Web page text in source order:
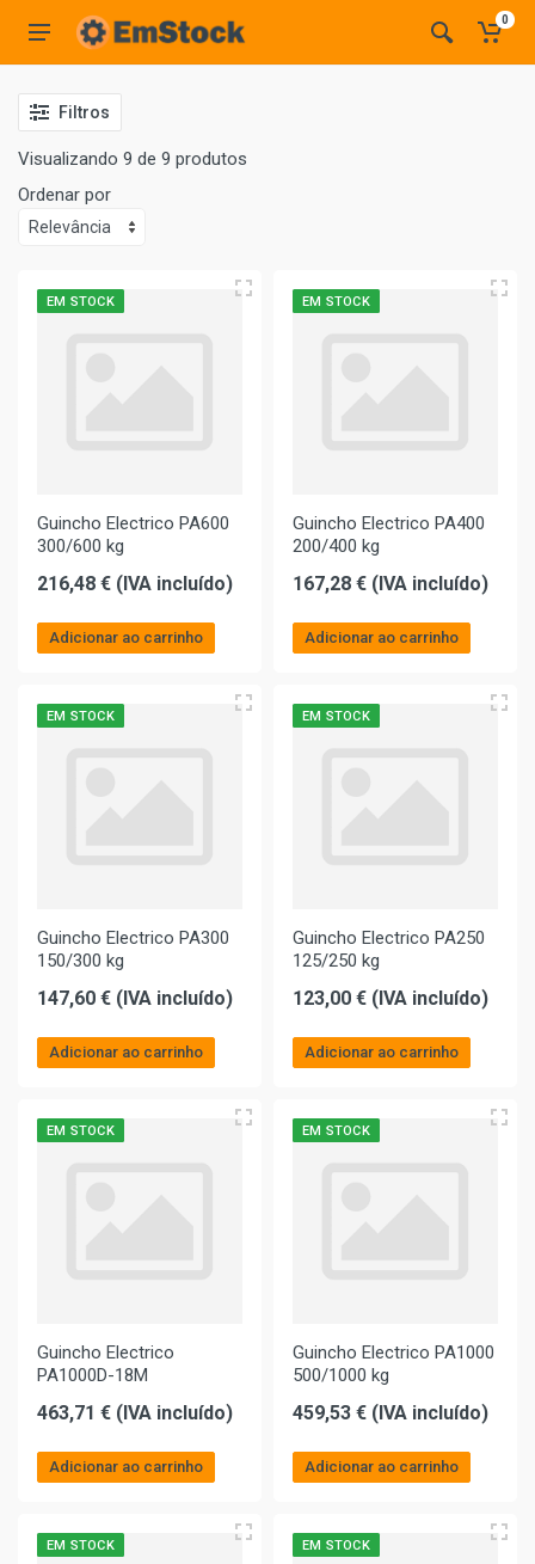
0
Filtros
Visualizando 9 de 9 produtos
Ordenar por
EM STOCK
Guincho Electrico PA600
300/600 kg
216,48 € (IVA incluído)
Adicionar ao carrinho
EM STOCK
Guincho Electrico PA400
200/400 kg
167,28 € (IVA incluído)
Adicionar ao carrinho
EM STOCK
Guincho Electrico PA300
150/300 kg
147,60 € (IVA incluído)
Adicionar ao carrinho
EM STOCK
Guincho Electrico PA250
125/250 kg
123,00 € (IVA incluído)
Adicionar ao carrinho
EM STOCK
Guincho Electrico
PA1000D-18M
463,71 € (IVA incluído)
Adicionar ao carrinho
EM STOCK
Guincho Electrico PA1000
500/1000 kg
459,53 € (IVA incluído)
Adicionar ao carrinho
EM STOCK EM STOCK